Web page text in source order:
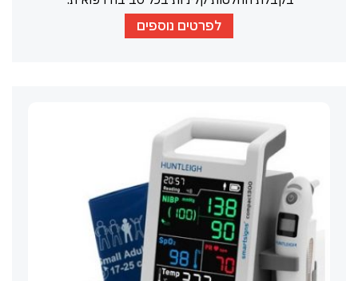
לפרטים נוספים